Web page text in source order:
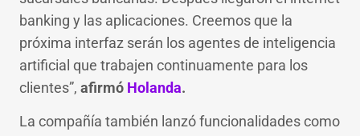
banking y las aplicaciones. Creemos que la
próxima interfaz serán los agentes de inteligencia
artificial que trabajen continuamente para los
clientes”, afirmó Holanda.
La compañía también lanzó funcionalidades como